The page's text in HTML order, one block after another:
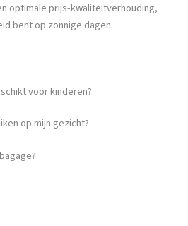
optimale prijs-kwaliteitverhouding,
bent op zonnige dagen.
voor kinderen?
op mijn gezicht?